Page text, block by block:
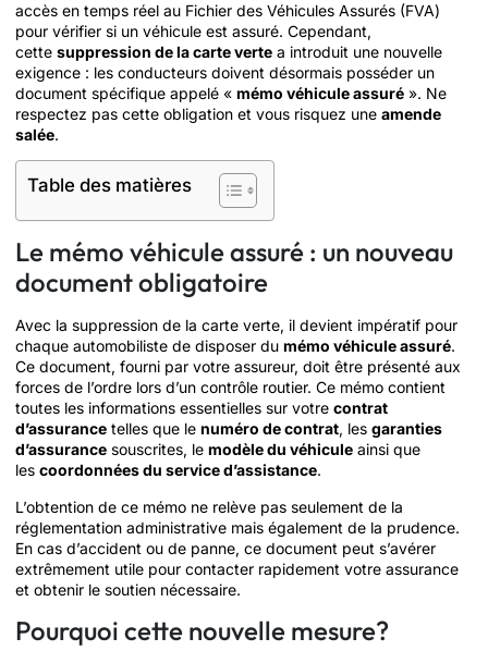
accès en temps réel au Fichier des Véhicules Assurés (FVA)
pour vérifier si un véhicule est assuré. Cependant,
cette suppression de la carte verte a introduit une nouvelle
exigence : les conducteurs doivent désormais posséder un
document spécifique appelé « mémo véhicule assuré ». Ne
respectez pas cette obligation et vous risquez une amende
salée.
Table des matières
Le mémo véhicule assuré : un nouveau
document obligatoire
Avec la suppression de la carte verte, il devient impératif pour
chaque automobiliste de disposer du mémo véhicule assuré.
Ce document, fourni par votre assureur, doit être présenté aux
forces de l’ordre lors d’un contrôle routier. Ce mémo contient
toutes les informations essentielles sur votre contrat
d’assurance telles que le numéro de contrat, les garanties
d’assurance souscrites, le modèle du véhicule ainsi que
les coordonnées du service d’assistance.
L’obtention de ce mémo ne relève pas seulement de la
réglementation administrative mais également de la prudence.
En cas d’accident ou de panne, ce document peut s’avérer
extrêmement utile pour contacter rapidement votre assurance
et obtenir le soutien nécessaire.
Pourquoi cette nouvelle mesure?